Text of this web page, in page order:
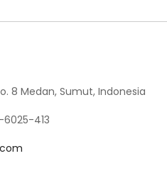
8 Medan, Sumut, Indonesia
6025-413